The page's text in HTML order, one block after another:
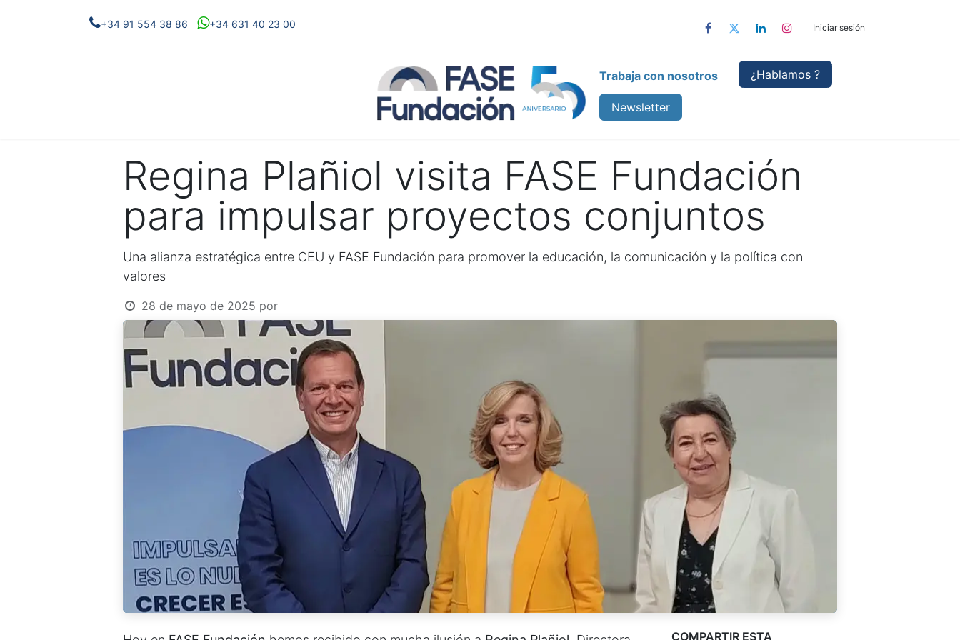
+34 91 554 38 86 +34 631 40 23 00 Iniciar sesión
Colabora Cursos
Trabaja con nosotros ¿Hablamos ?
Newsletter
Regina Plañiol visita FASE Fundación
para impulsar proyectos conjuntos
Una alianza estratégica entre CEU y FASE Fundación para promover la educación, la comunicación y la política con
valores
28 de mayo de 2025 por
COMPARTIR ESTA